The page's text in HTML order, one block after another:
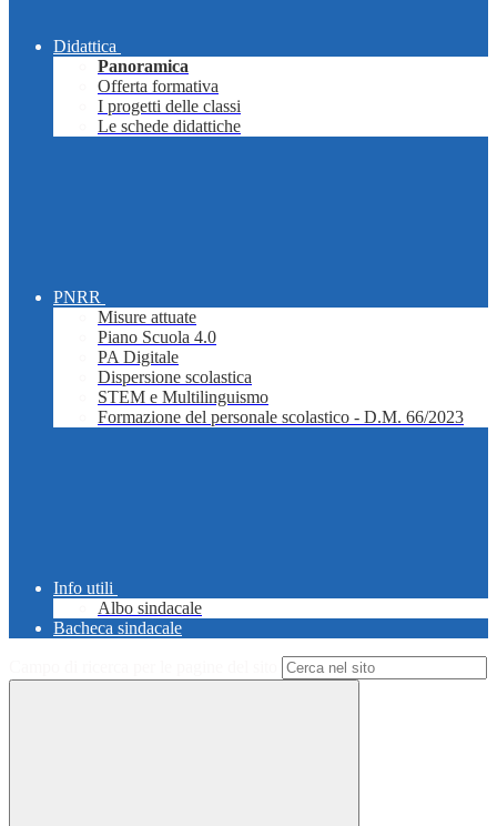
Didattica
Panoramica
Offerta formativa
I progetti delle classi
Le schede didattiche
PNRR
Misure attuate
Piano Scuola 4.0
PA Digitale
Dispersione scolastica
STEM e Multilinguismo
Formazione del personale scolastico - D.M. 66/2023
Info utili
Albo sindacale
Bacheca sindacale